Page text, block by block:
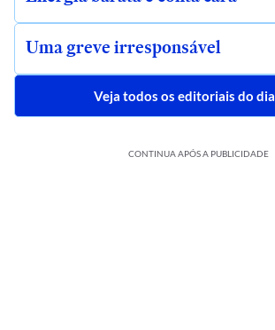
Uma greve irresponsável
Veja todos os editoriais do dia
CONTINUA APÓS A PUBLICIDADE